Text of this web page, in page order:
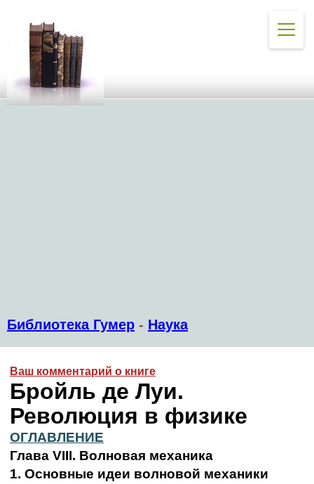
Библиотека Гумер - Наука
Ваш комментарий о книге
Бройль де Луи.
Революция в физике
ОГЛАВЛЕНИЕ
Глава VIII. Волновая механика
1. Основные идеи волновой механики